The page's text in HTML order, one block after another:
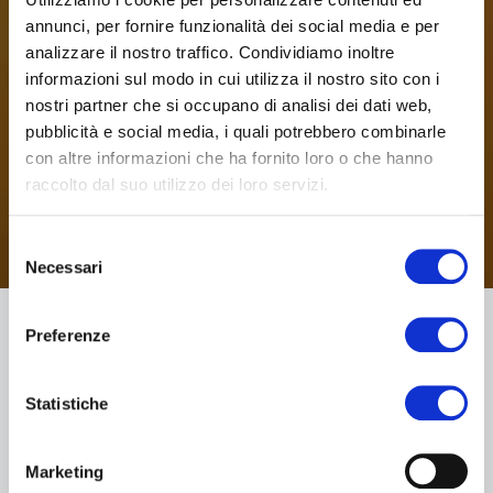
annunci, per fornire funzionalità dei social media e per
analizzare il nostro traffico. Condividiamo inoltre
informazioni sul modo in cui utilizza il nostro sito con i
nostri partner che si occupano di analisi dei dati web,
pubblicità e social media, i quali potrebbero combinarle
con altre informazioni che ha fornito loro o che hanno
raccolto dal suo utilizzo dei loro servizi.
delNecessari
Preferenze
Statistiche
Marketing
quadro ANCI‑CONAI sul ritiro degli imballaggi .
Nazionale ANCI-CONAI, disponibile dal 01